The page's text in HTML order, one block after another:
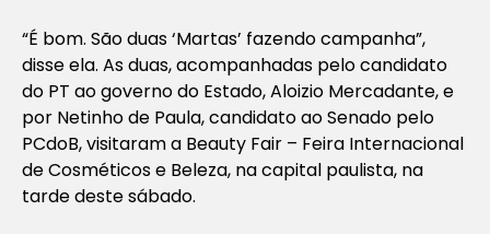
“É bom. São duas ‘Martas’ fazendo campanha”,
disse ela. As duas, acompanhadas pelo candidato
do PT ao governo do Estado, Aloizio Mercadante, e
por Netinho de Paula, candidato ao Senado pelo
PCdoB, visitaram a Beauty Fair – Feira Internacional
de Cosméticos e Beleza, na capital paulista, na
tarde deste sábado.